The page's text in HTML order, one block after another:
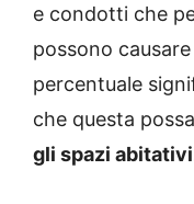
e condotti che
possono
percentuale
che questa possa
gli spazi